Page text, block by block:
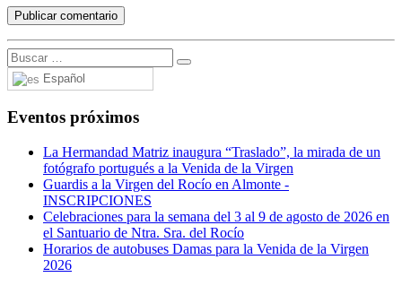
Español
Eventos próximos
La Hermandad Matriz inaugura “Traslado”, la mirada de un
fotógrafo portugués a la Venida de la Virgen
Guardis a la Virgen del Rocío en Almonte -
INSCRIPCIONES
Celebraciones para la semana del 3 al 9 de agosto de 2026 en
el Santuario de Ntra. Sra. del Rocío
Horarios de autobuses Damas para la Venida de la Virgen
2026